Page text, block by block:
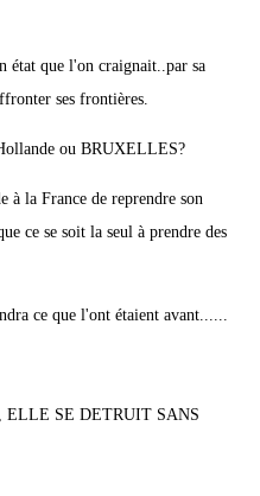
état que l'on craignait..par sa
ses frontières.
ou BRUXELLES?
à la France de reprendre son
ce se soit la seul à prendre des
ce que l'ont étaient avant......
ELLE SE DETRUIT SANS